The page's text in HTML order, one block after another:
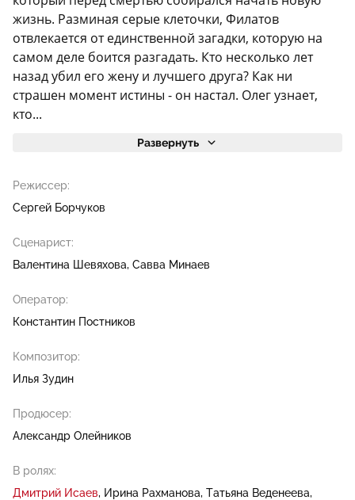
жизнь. Разминая серые клеточки, Филатов
отвлекается от единственной загадки, которую на
самом деле боится разгадать. Кто несколько лет
назад убил его жену и лучшего друга? Как ни
страшен момент истины - он настал. Олег узнает,
кто...
Развернуть
Режиссер:
Сергей Борчуков
Сценарист:
Валентина Шевяхова Савва Минаев
Оператор:
Константин Постников
Композитор:
Илья Зудин
Продюсер:
Александр Олейников
В ролях:
Дмитрий Исаев
Ирина Рахманова Татьяна Веденеева